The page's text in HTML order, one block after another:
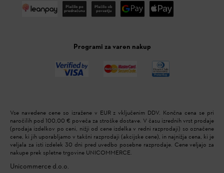
Programi za varen nakup
Vse navedene cene so izražene v EUR z vključenim DDV. Končna cena se pri
naročilih pod 100,00 € poveča za stroške dostave. V času izrednih vrst prodaje
(prodaja izdelkov po ceni, nižji od cene izdelka v redni razprodaji) so označene
cene, ki jih uporabljamo v takšni razprodaji (akcijske cene), in najnižja cena, ki je
veljala za isti izdelek 30 dni pred uvedbo posebne razprodaje. Cene veljajo za
nakupe prek spletne trgovine UNICOMMERCE.
Unicommerce d.o.o.